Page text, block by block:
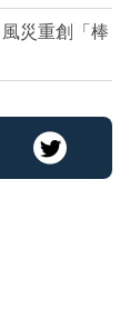
災重創「棒